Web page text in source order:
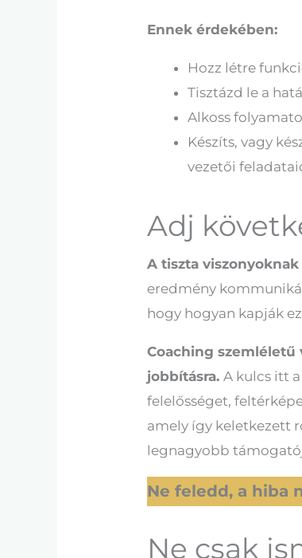
Ennek érdekében:
Hozz létre
Tisztázd le a
Alkoss
Készíts, vagy
vezetői
Adj
A tiszta
eredmény
hogy hogyan kapják
Coaching szemléletű
jobbításra.A kulcs itt
felelősséget,
amely így keletkezett
legnagyobb
Ne feledd, a hiba
Ne csak